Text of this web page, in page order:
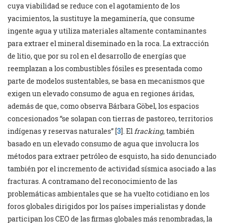
cuya viabilidad se reduce con el agotamiento de los
yacimientos, la sustituye la megaminería, que consume
ingente agua y utiliza materiales altamente contaminantes
para extraer el mineral diseminado en la roca. La extracción
de litio, que por su rol en el desarrollo de energías que
reemplazan a los combustibles fósiles es presentada como
parte de modelos sustentables, se basa en mecanismos que
exigen un elevado consumo de agua en regiones áridas,
además de que, como observa Bárbara Göbel, los espacios
concesionados “se solapan con tierras de pastoreo, territorios
indígenas y reservas naturales” [3]. El fracking, también
basado en un elevado consumo de agua que involucra los
métodos para extraer petróleo de esquisto, ha sido denunciado
también por el incremento de actividad sísmica asociado a las
fracturas. A contramano del reconocimiento de las
problemáticas ambientales que se ha vuelto cotidiano en los
foros globales dirigidos por los países imperialistas y donde
participan los CEO de las firmas globales más renombradas, la